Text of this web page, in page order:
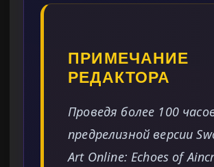
ПРИМЕЧАНИЕ
РЕДАКТОРА
Проведя более 100
предрелизной версии
Art Online: Echoes of